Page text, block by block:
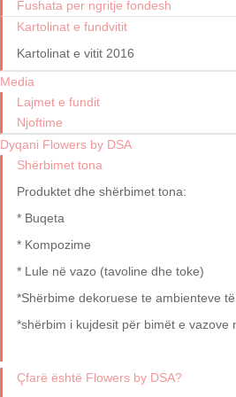
Fushata per ngritje fondesh
Kartolinat e fundvitit
Kartolinat e vitit 2016
Media
Lajmet e fundit
Njoftime
Dyqani Flowers by DSA
Shërbimet tona
Produktet dhe shërbimet tona:
* Buqeta
* Kompozime
* Lule në vazo (tavoline dhe toke)
*Shërbime dekoruese te ambienteve
*shërbim i kujdesit për bimët e
Çfarë është Flowers by DSA?